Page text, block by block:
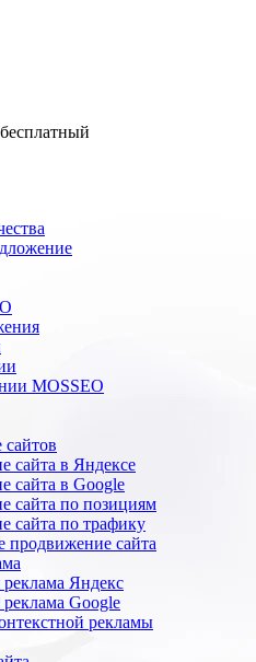
MOSSEO
сайта в Яндексе
сайта в Google
сайта по позициям
сайта по трафику
продвижение сайта
реклама Яндекс
реклама Google
рекламы